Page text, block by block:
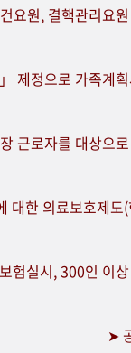
요원, 결핵관리요
제정으로 가족계
근로자를 대상으
대한 의료보호제도
험실시, 300인 이
➤